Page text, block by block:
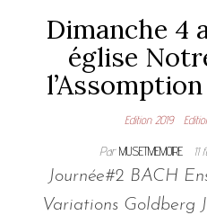
Dimanche 4
église
Edition 2019
ParMUSETMEMOIRE 11
Journée#2 BACH
Variations Goldberg